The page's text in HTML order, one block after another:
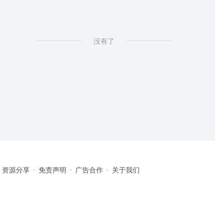
没有了
资源分享 免责声明 广告合作 关于我们